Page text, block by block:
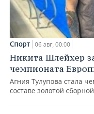
Спорт 06 авг, 00:00
Никита Шлейхер
чемпионата
Агния Тулупова стала
составе золотой